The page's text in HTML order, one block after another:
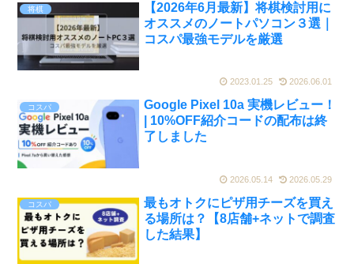
将棋
【2026年6月最新】将棋検討用に
オススメのノートパソコン３選｜
コスパ最強モデルを厳選
2023.01.25 2026.06.01
コスパ
Google Pixel 10a 実機レビュー！
| 10%OFF紹介コードの配布は終
了しました
2026.05.14 2026.05.29
コスパ
最もオトクにピザ用チーズを買え
る場所は？【8店舗+ネットで調査
した結果】